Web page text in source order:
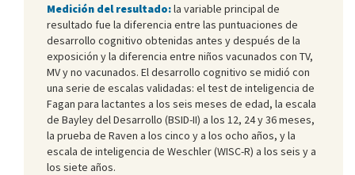
Medición del resultado:la variable principal de
resultado fue la diferencia entre las puntuaciones de
desarrollo cognitivo obtenidas antes y después de la
exposición y la diferencia entre niños vacunados con TV,
MV y no vacunados. El desarrollo cognitivo se midió con
una serie de escalas validadas: el test de inteligencia de
Fagan para lactantes a los seis meses de edad, la escala
de Bayley del Desarrollo (BSID-II) a los 12, 24 y 36 meses,
la prueba de Raven a los cinco y a los ocho años, y la
escala de inteligencia de Weschler (WISC-R) a los seis y a
los siete años.